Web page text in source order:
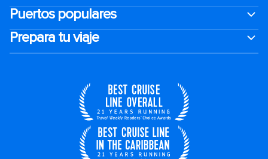
Puertos populares
Prepara tu viaje